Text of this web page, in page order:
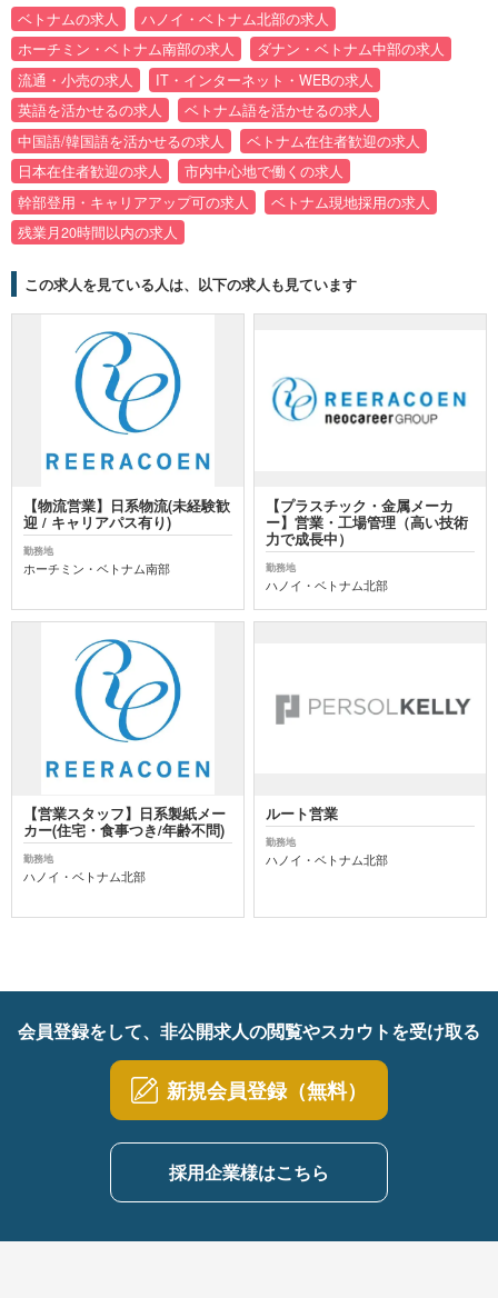
ベトナムの求人
ハノイ・ベトナム北部の求人
ホーチミン・ベトナム南部の求人
ダナン・ベトナム中部の求人
流通・小売の求人
IT・インターネット・WEBの求人
英語を活かせるの求人
ベトナム語を活かせるの求人
中国語/韓国語を活かせるの求人
ベトナム在住者歓迎の求人
日本在住者歓迎の求人
市内中心地で働くの求人
幹部登用・キャリアアップ可の求人
ベトナム現地採用の求人
残業月20時間以内の求人
この求人を見ている人は、以下の求人も見ています
【物流営業】日系物流(未経験歓
迎 / キャリアパス有り)
勤務地
ホーチミン・ベトナム南部
【プラスチック・金属メーカ
ー】営業・工場管理（高い技術
力で成長中）
勤務地
ハノイ・ベトナム北部
【営業スタッフ】日系製紙メー
カー(住宅・食事つき/年齢不問)
勤務地
ハノイ・ベトナム北部
ルート営業
勤務地
ハノイ・ベトナム北部
会員登録をして、非公開求人の閲覧やスカウトを受け取る
新規会員登録（無料）
採用企業様はこちら